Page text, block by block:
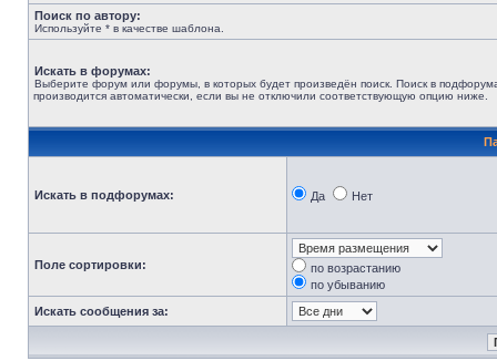
Поиск по автору:
Используйте * в качестве шаблона.
Искать в форумах:
Выберите форум или форумы, в которых будет произведён поиск. Поиск в
производится автоматически, если вы не отключили соответствующую опцию ниже.
Искать в подфорумах: Да Нет
Поле сортировки:
по возрастанию
по убыванию
Искать сообщения за: